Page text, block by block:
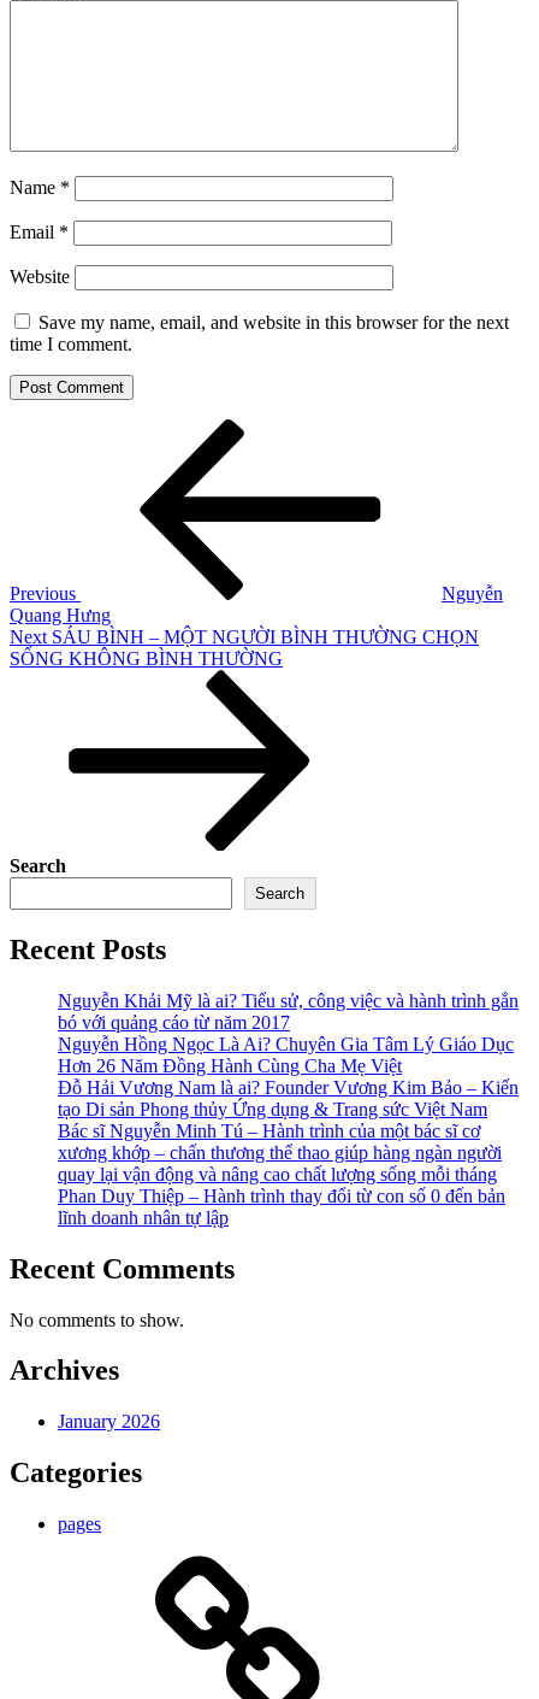
Name *
Email *
Website
Save my name, email, and website in this browser for the next
time I comment.
Previous
Nguyễn
Quang Hưng
Next
Post
Next SÁU BÌNH – MỘT NGƯỜI BÌNH THƯỜNG CHỌN
SỐNG KHÔNG BÌNH THƯỜNG
Search
Search
Recent Posts
Nguyễn Khải Mỹ là ai? Tiểu sử, công việc và hành trình gắn
bó với quảng cáo từ năm 2017
Nguyễn Hồng Ngọc Là Ai? Chuyên Gia Tâm Lý Giáo Dục
Hơn 26 Năm Đồng Hành Cùng Cha Mẹ Việt
Đỗ Hải Vương Nam là ai? Founder Vương Kim Bảo – Kiến
tạo Di sản Phong thủy Ứng dụng & Trang sức Việt Nam
Bác sĩ Nguyễn Minh Tú – Hành trình của một bác sĩ cơ
xương khớp – chấn thương thể thao giúp hàng ngàn người
quay lại vận động và nâng cao chất lượng sống mỗi tháng
Phan Duy Thiệp – Hành trình thay đổi từ con số 0 đến bản
lĩnh doanh nhân tự lập
Recent Comments
No comments to show.
Archives
January 2026
Categories
pages